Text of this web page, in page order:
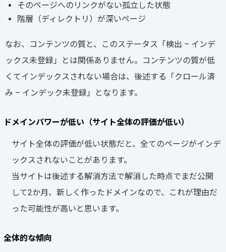
そのページへのリンクがない孤立した状態
階層（ディレクトリ）が深いページ
なお、コンテンツの質と、このステータス「検出 – インデ
ックス未登録」とは関係ありません。コンテンツの質が低
くてインデックスされない場合は、後述する「クロール済
み – インデック未登録」となります。
ドメインパワーが低い（サイト全体の評価が低い）
サイト全体の評価が低い状態だと、全てのページがインデ
ックスされないことがあります。
当サイトは後述する解消方法で解消した時点でまだ公開
して2か月、新しく作ったドメインなので、これが理由だ
った可能性が高いと思います。
全体的な傾向